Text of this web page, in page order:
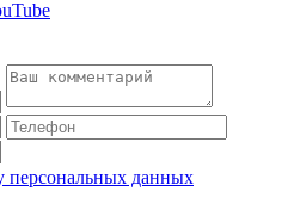
персональных данных